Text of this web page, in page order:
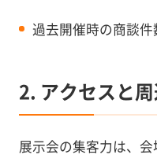
過去開催時の商談
2. アクセスと
展示会の集客力は、